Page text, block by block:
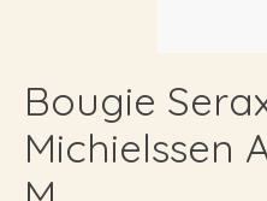
Bougie
Michielssen